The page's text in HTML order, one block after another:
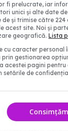
pentru
fi prelucrate, iar
unici și alte date
și trimise către 224
acest site. Noi și
geografică. Lista
cu caracter personal
gestionarea
acestei pagini pentru
setările de